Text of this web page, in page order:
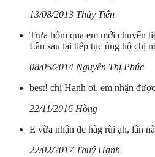
13/08/2013 Thủy Tiên
Trưa hôm qua em mới chuyển
Lần sau lại tiếp tục ủng hộ chị
08/05/2014 Nguyễn Thị Phúc
best! chị Hạnh ơi, em nhận
22/11/2016 Hồng
E vừa nhận đc hàg rùi ạh, lần
22/02/2017 Thuý Hạnh